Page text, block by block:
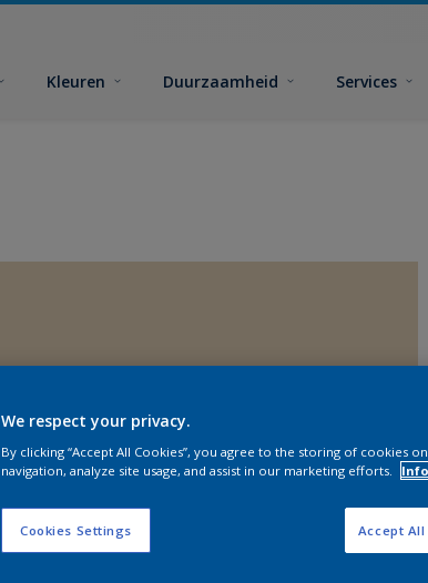
Kleuren Duurzaamheid Services
We respect your privacy.
By clicking “Accept All Cookies”, you agree to the storing of cookies
navigation, analyze site usage, and assist in our marketing efforts.
Info
Cookies Settings Accept All